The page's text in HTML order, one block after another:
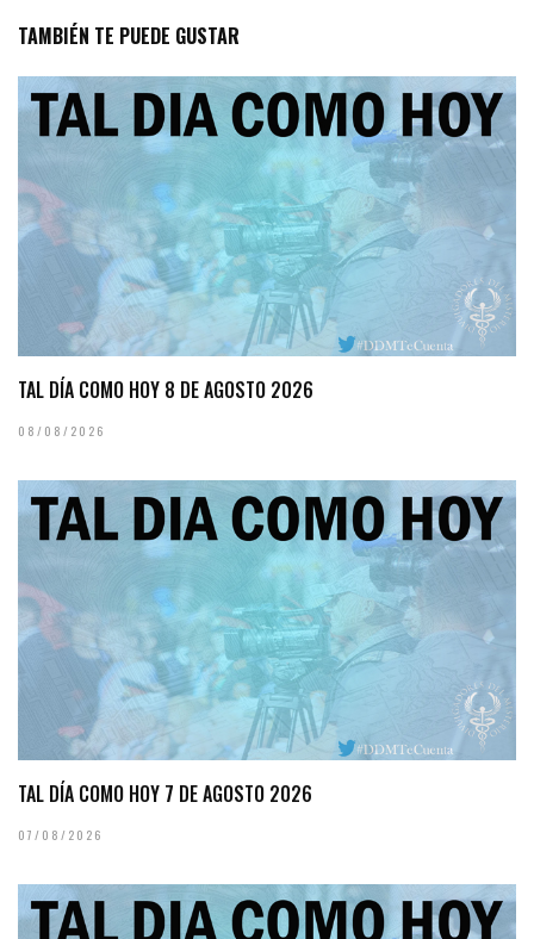
TAMBIÉN TE PUEDE GUSTAR
TAL DÍA COMO HOY 8 DE AGOSTO 2026
08/08/2026
TAL DÍA COMO HOY 7 DE AGOSTO 2026
07/08/2026